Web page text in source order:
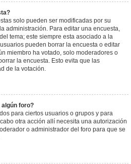
solo pueden ser modificadas por su
administración. Para editar una encuesta,
tema; este siempre esta asociado a la
pueden borrar la encuesta o editar
miembro ha votado, solo moderadores o
la encuesta. Esto evita que las
de la votación.
algún foro?
para ciertos usuarios o grupos y para
otra acción allí necesita una autorización
o administrador del foro para que se